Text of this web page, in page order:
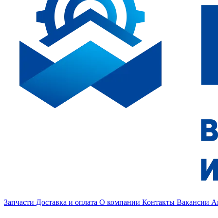
Запчасти Доставка и оплата О компании Контакты Вакансии